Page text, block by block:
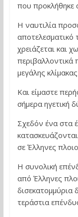
που προκλήθηκε
Η ναυτιλία
χρειάζεται και
μεγάλης
Και είμαστε
σήμερα ηγετική
Σχεδόν ένα στα
σε Έλληνες
Η συνολική
από Έλληνες
δισεκατομμύρια
τεράστια